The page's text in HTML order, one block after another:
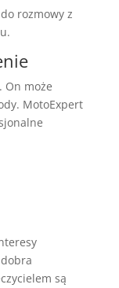
rozmowy z
On może
MotoExpert
są